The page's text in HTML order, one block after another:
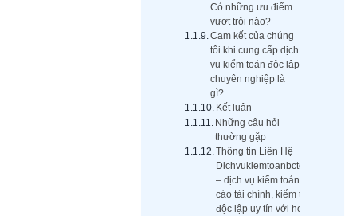
Có những ưu điểm
vượt trội nào?
Cam kết của chúng
tôi khi cung cấp dịch
vụ kiểm toán độc lập
chuyên nghiệp là
gì?
Kết luận
Những câu hỏi
thường gặp
Thông tin Liên Hệ
Dichvukiemtoanbctc.com
– dịch vụ kiểm toán báo
cáo tài chính, kiểm toán
độc lập uy tín với hơn 15